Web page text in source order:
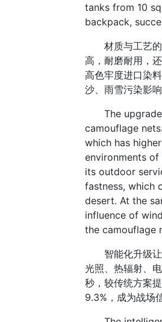
tanks from 10
backpack,
材质与工艺的
高，耐磨耐用，
高色牢度进口染
沙、雨雪污染影
The upgrade
camouflage
which has
environments of
its outdoor
fastness, which
desert. At the
influence of
the camouflage
智能化升级让
光照、热辐射、
秒，较传统方案
9.3%，成为战场